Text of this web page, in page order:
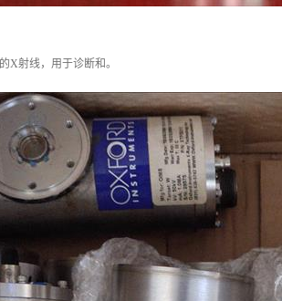
X射线，用于诊断和。